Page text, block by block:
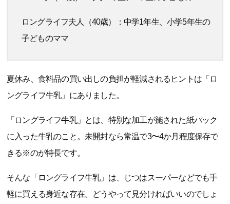
ロングライフ夫人（40歳）：中学1年生、小学5年生の
子どものママ
夏休み、食料品の買い出しの負担が軽減されるヒントは「ロ
ングライフ牛乳」にありました。
「ロングライフ牛乳」とは、特別な加工が施された紙パック
に入った牛乳のこと。未開封なら常温で3〜4か月程度保存で
きる※のが特長です。
そんな「ロングライフ牛乳」は、じつはスーパーなどでも手
軽に買える身近な存在。どうやって見分ければいいのでしょ